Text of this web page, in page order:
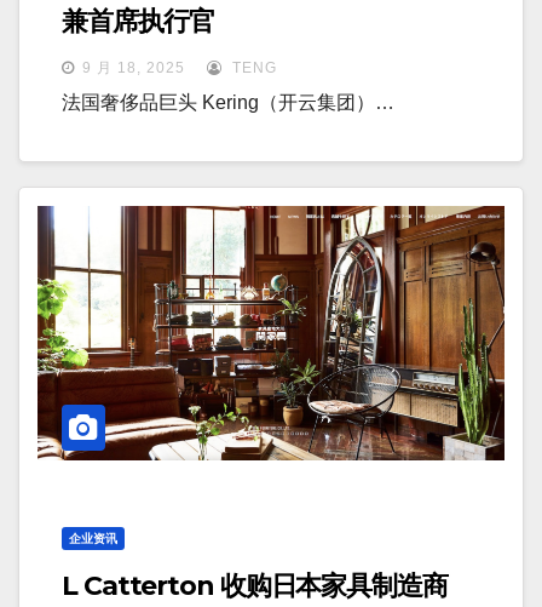
兼首席执行官
9 月 18, 2025 TENG
法国奢侈品巨头 Kering（开云集团）…
企业资讯
L Catterton 收购日本家具制造商